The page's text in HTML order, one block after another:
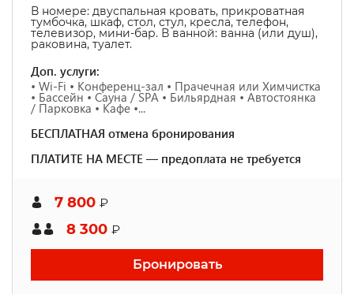
В номере: двуспальная кровать, прикроватная
тумбочка, шкаф, стол, стул, кресла, телефон,
телевизор, мини-бар. В ванной: ванна (или душ),
раковина, туалет.
Доп. услуги:
• Wi-Fi • Конференц-зал • Прачечная или Химчистка
• Бассейн • Сауна / SPA • Бильярдная • Автостоянка
/ Парковка • Кафе •...
БЕСПЛАТНАЯ отмена бронирования
ПЛАТИТЕ НА МЕСТЕ — предоплата не требуется
7 800 ₽
8 300 ₽
Бронировать